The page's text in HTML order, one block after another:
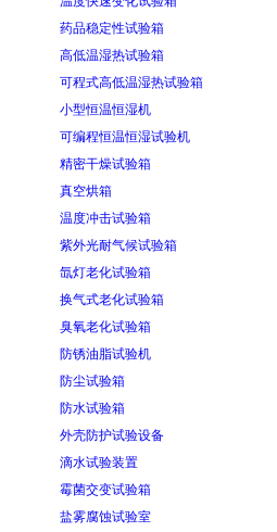
药品稳定性试验箱
高低温湿热试验箱
可程式高低温湿热试验箱
小型恒温恒湿机
可编程恒温恒湿试验机
精密干燥试验箱
真空烘箱
温度冲击试验箱
紫外光耐气候试验箱
氙灯老化试验箱
换气式老化试验箱
臭氧老化试验箱
防锈油脂试验机
防尘试验箱
防水试验箱
外壳防护试验设备
滴水试验装置
霉菌交变试验箱
盐雾腐蚀试验室